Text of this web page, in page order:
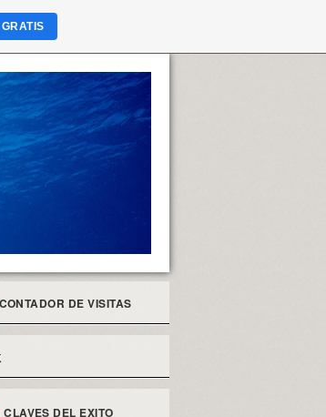
CONTADOR DE VISITAS
CLAVES DEL EXITO